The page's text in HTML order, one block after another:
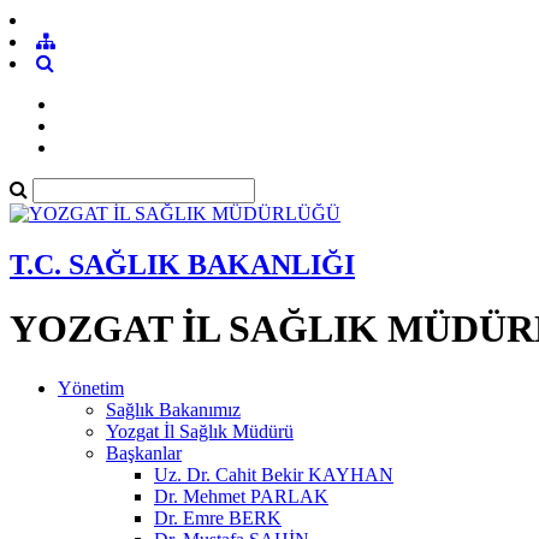
T.C. SAĞLIK BAKANLIĞI
YOZGAT İL SAĞLIK
Yönetim
Sağlık Bakanımız
Yozgat İl Sağlık Müdürü
Başkanlar
Uz. Dr. Cahit Bekir KAYHAN
Dr. Mehmet PARLAK
Dr. Emre BERK